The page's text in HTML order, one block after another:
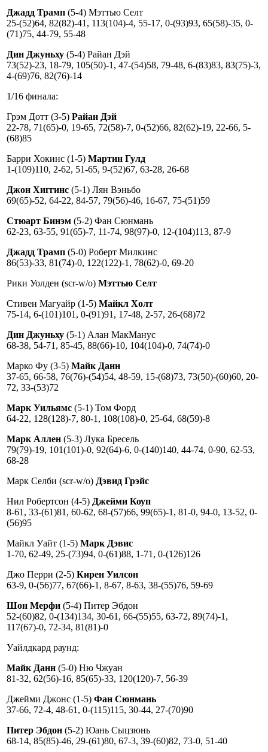
Джадд Трамп (5-4) Мэттью Селт
25-(52)64, 82(82)-41, 113(104)-4, 55-17, 0-(93)93, 65(58)-35, 0-
(71)75, 44-79, 55-48
Дин Джуньху (5-4) Райан Дэй
73(52)-23, 18-79, 105(50)-1, 47-(54)58, 79-48, 6-(83)83, 83(75)-3,
4-(69)76, 82(76)-14
1/16 финала:
Грэм Дотт (3-5) Райан Дэй
22-78, 71(65)-0, 19-65, 72(58)-7, 0-(52)66, 82(62)-19, 22-66, 5-
(68)85
Барри Хокинс (1-5) Мартин Гулд
1-(109)110, 2-62, 51-65, 9-(52)67, 63-28, 26-68
Джон Хиггинс (5-1) Лян Вэньбо
69(65)-52, 64-22, 84-57, 79(56)-46, 16-67, 75-(51)59
Стюарт Бинэм (5-2) Фан Сюнмань
62-23, 63-55, 91(65)-7, 11-74, 98(97)-0, 12-(104)113, 87-9
Джадд Трамп (5-0) Роберт Милкинс
86(53)-33, 81(74)-0, 122(122)-1, 78(62)-0, 69-20
Рики Уолден (scr-w/o) Мэттью Селт
Стивен Магуайр (1-5) Майкл Холт
75-14, 6-(101)101, 0-(91)91, 17-48, 2-57, 26-(68)72
Дин Джуньху (5-1) Алан МакМанус
68-38, 54-71, 85-45, 88(66)-10, 104(104)-0, 74(74)-0
Марко Фу (3-5) Майк Данн
37-65, 66-58, 76(76)-(54)54, 48-59, 15-(68)73, 73(50)-(60)60, 20-
72, 33-(53)72
Марк Уильямс (5-1) Том Форд
64-22, 128(128)-7, 80-1, 108(108)-0, 25-64, 68(59)-8
Марк Аллен (5-3) Лука Бресель
79(79)-19, 101(101)-0, 92(64)-6, 0-(140)140, 44-74, 0-90, 62-53,
68-28
Марк Селби (scr-w/o) Дэвид Грэйс
Нил Робертсон (4-5) Джейми Коуп
8-61, 33-(61)81, 60-62, 68-(57)66, 99(65)-1, 81-0, 94-0, 13-52, 0-
(56)95
Майкл Уайт (1-5) Марк Дэвис
1-70, 62-49, 25-(73)94, 0-(61)88, 1-71, 0-(126)126
Джо Перри (2-5) Кирен Уилсон
63-9, 0-(56)77, 67(66)-1, 8-67, 8-63, 38-(55)76, 59-69
Шон Мерфи (5-4) Питер Эбдон
52-(60)82, 0-(134)134, 30-61, 66-(55)55, 63-72, 89(74)-1,
117(67)-0, 72-34, 81(81)-0
Уайлдкард раунд:
Майк Данн (5-0) Ню Чжуан
81-32, 62(56)-16, 85(65)-33, 120(120)-7, 56-39
Джейми Джонс (1-5) Фан Сюнмань
37-66, 72-4, 48-61, 0-(115)115, 30-44, 27-(70)90
Питер Эбдон (5-2) Юань Сыцзюнь
68-14, 85(85)-46, 29-(61)80, 67-3, 39-(60)82, 73-0, 51-40